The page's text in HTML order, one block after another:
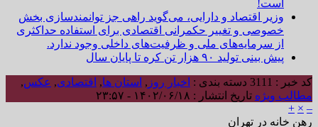
اقتصاد و دارایی، می‌گوید راهی جز توانمندسازی بخش
و تغییر حکمرانی اقتصادی برای استفاده حداکثری
سرمایه‌های ملی و ظرفیت‌های داخلی وجود ندارد.
تولید ۹۰ هزار تن کره تا پایان سال
دسته بندی :اخبار روز ,استان ها اقتصادی عکس,
تاریخ انتشار : ۱۴۰۲/۰۶/۱۸ - ۲۳:۵۷
در تهران